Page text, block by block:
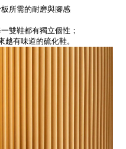
所需的耐磨與腳感
雙鞋都有獨立個性；
有味道的硫化鞋。